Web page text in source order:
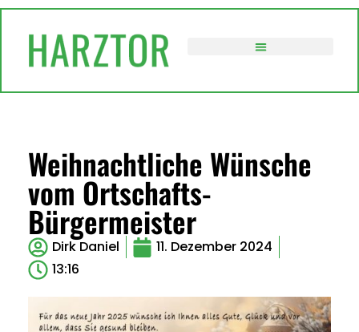
Weihnachtliche Wünsche
vom Ortschafts-
Bürgermeister
Dirk Daniel
11. Dezember 2024
13:16